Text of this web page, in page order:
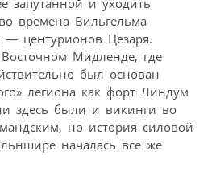
времена Вильгельма
— центурионов Цезаря.
Мидленде, где
был основан
легиона как форт Линдум
здесь были и викинги во
но история силовой
началась все же